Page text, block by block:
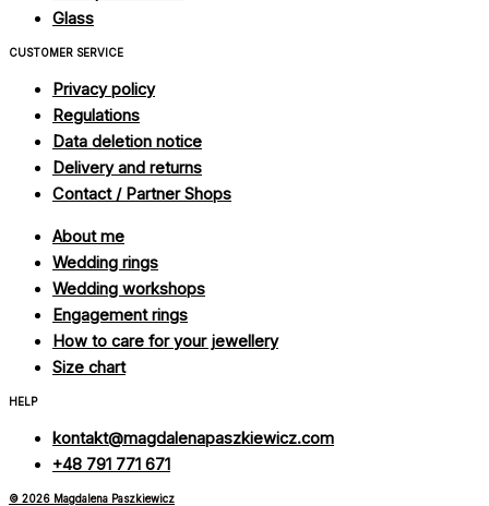
Glass
CUSTOMER SERVICE
Privacy policy
Regulations
Data deletion notice
Delivery and returns
Contact / Partner Shops
About me
Wedding rings
Wedding workshops
Engagement rings
How to care for your jewellery
Size chart
HELP
kontakt@magdalenapaszkiewicz.com
+48 791 771 671
© 2026 Magdalena Paszkiewicz